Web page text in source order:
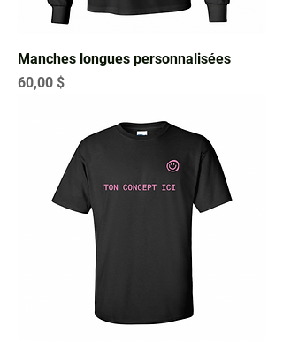
Manches longues personnalisées
Prix
60,00 $